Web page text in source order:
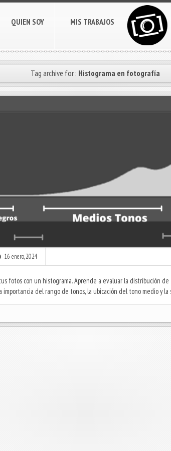
MIS TRABAJOS
QUIEN SOY
Tag archive for : Histograma en fotografía
16 enero, 2024
fotos con un histograma. Aprende a evaluar la distribución
importancia del rango de tonos, la ubicación del tono medio y